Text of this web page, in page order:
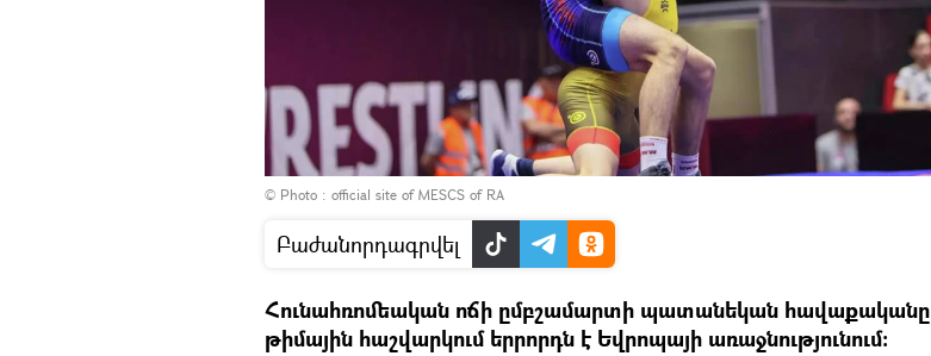
© Photo : official site of MESCS of RA
Բաժանորդագրվել
Հունահռոմեական ոճի ըմբշամարտի պատանեկան հավաքականը
թիմային հաշվարկում երրորդն է Եվրոպայի առաջնությունում: